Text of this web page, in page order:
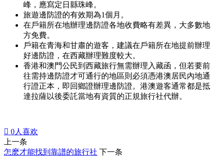
峰，應寫定日縣珠峰。
旅遊邊防證的有效期為1個月。
在戶籍所在地辦理邊防證各地收費略有差異，大多數地
方免費。
戶籍在青海和甘肅的遊客，建議在戶籍所在地提前辦理
好邊防證，在西藏辦理難度較大。
香港和澳門公民到西藏旅行無需辦理入藏函，但若要前
往需持邊防證才可通行的地區則必須憑港澳居民內地通
行證正本，即回鄉證辦理邊防證。港澳遊客通常都是抵
達拉薩以後委託當地有資質的正規旅行社代辦。
 0人喜欢
上一条
怎麽才能找到靠譜的旅行社 下一条